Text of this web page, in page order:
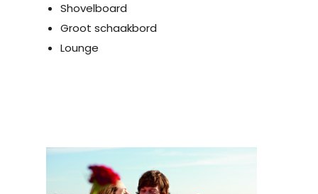
Shovelboard
Groot schaakbord
Lounge